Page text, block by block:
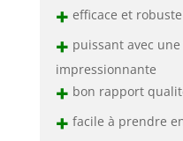
+ efficace et robuste
+ puissant avec
impressionnante
+ bon rapport
+ facile à prendre